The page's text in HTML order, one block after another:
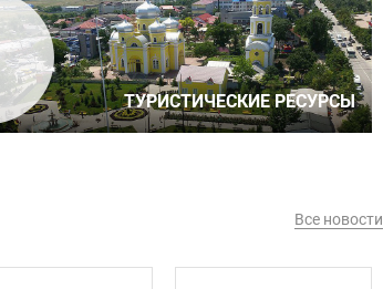
ТУРИСТИЧЕСКИЕ РЕСУРСЫ
Все новости